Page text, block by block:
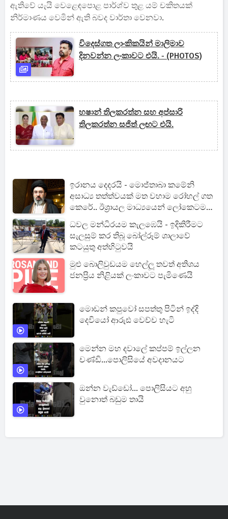
ඇතිවේ යැයි වෙළෙඳපොළ පාර්ශ්ව තුළ යම් චකිතයක්
නිර්මාණය වෙමින් ඇති බවද වාර්තා වෙනවා.
විදෙස්ගත ලාංකිකයින් මාලිමාව
දිනවන්න ලංකාවට එයි. - (PHOTOS)
හෂාන් තිලකරත්න සහ අප්සාරි
තිලකරත්න සජිත් ලඟට එයි.
ඉරානය දෙදරයි - මොජ්තාබා කමේනි
අසාධ්‍ය තත්ත්වයක් මත වහාම රෝහල් ගත
කෙරේ.. ඊශ්‍රායල මාධ්‍යයෙන් ලෝකෙටම
හෙළිදරව්වක්
ධවල මන්ධිරයම කැලඹෙයි - ඉදිකිරීමට
සැලසුම් කර තිබූ බෝල්රූම් ශාලාවේ
කටයුතු අත්හිටුවයි
මුළු බොලිවුඩයම හෙල්ලූ තවත් අතිශය
ජනප්‍රිය නිළියක් ලංකාවට පැමිණෙයි
මොඩන් කපුවෝ සපත්තු පිටින් ඉද්දි
දෙවියෝ ආරුඪ වෙච්ච හැටි
මෙන්න මහ දවාලේ කප්පම් ඉල්ලන
චණ්ඩි...පොලිසියේ අවදානයට
ඔන්න වැඩ්ඩෝ... පොලිසියට අහු
වුනොත් බඩුම තායි